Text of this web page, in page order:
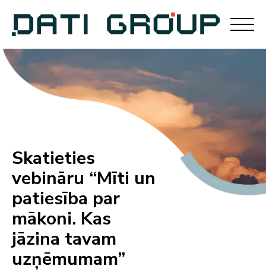
Skatieties
vebināru “Mīti un
patiesība par
mākoni. Kas
jāzina tavam
uzņēmumam”